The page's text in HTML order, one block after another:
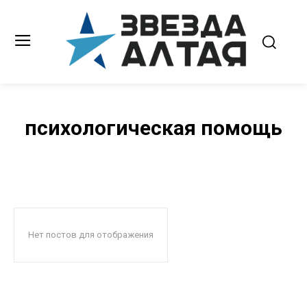
психологическая помощь
Нет постов для отображения